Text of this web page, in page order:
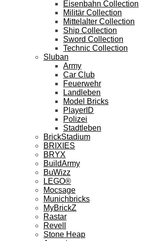
Eisenbahn Collection
Militär Collection
Mittelalter Collection
Ship Collection
Sword Collection
Technic Collection
Sluban
Army
Car Club
Feuerwehr
Landleben
Model Bricks
PlayerID
Polizei
Stadtleben
BrickStadium
BRIXIES
BRYX
BuildArmy
BuWizz
LEGO®
Mocsage
Munichbricks
MyBrickZ
Rastar
Revell
Stone Heap